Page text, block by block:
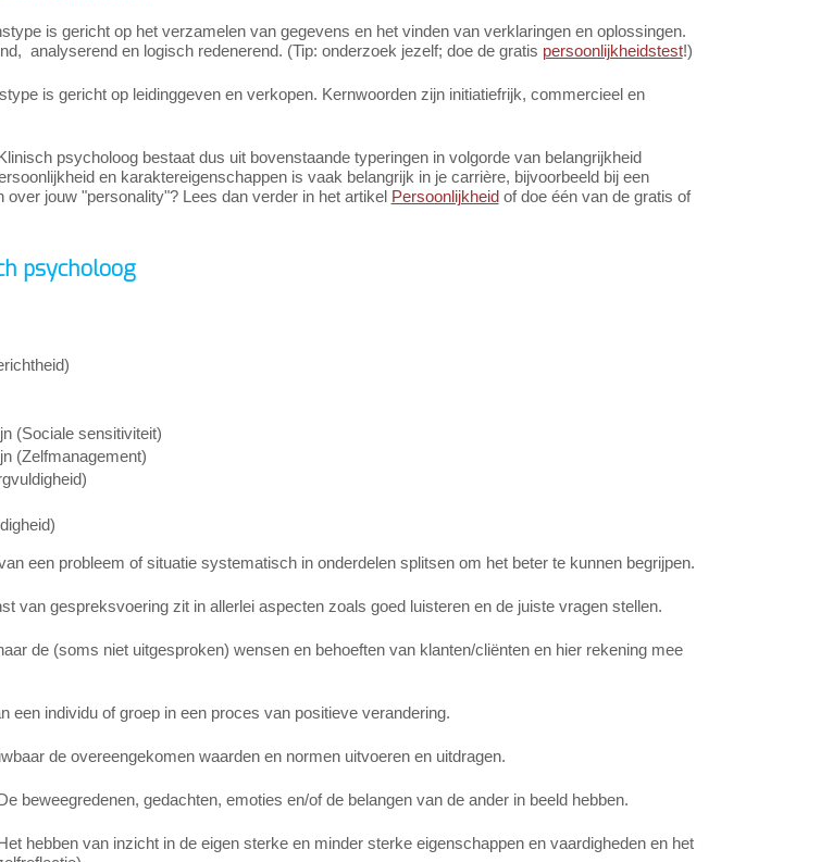
is gericht op het verzamelen van gegevens en het vinden van verklaringen en oplossingen.
analyserend en logisch redenerend. (Tip: onderzoek jezelf; doe de gratis persoonlijkheidstest!)
is gericht op leidinggeven en verkopen. Kernwoorden zijn initiatiefrijk, commercieel en
psycholoog bestaat dus uit bovenstaande typeringen in volgorde van belangrijkheid
en karaktereigenschappen is vaak belangrijk in je carrière, bijvoorbeeld bij een
over jouw "personality"? Lees dan verder in het artikel Persoonlijkheidof doe één van de gratis of
psycholoog
(Sociale sensitiviteit)
(Zelfmanagement)
een probleem of situatie systematisch in onderdelen splitsen om het beter te kunnen begrijpen.
van gespreksvoering zit in allerlei aspecten zoals goed luisteren en de juiste vragen stellen.
de (soms niet uitgesproken) wensen en behoeften van klanten/cliënten en hier rekening mee
een individu of groep in een proces van positieve verandering.
de overeengekomen waarden en normen uitvoeren en uitdragen.
beweegredenen, gedachten, emoties en/of de belangen van de ander in beeld hebben.
hebben van inzicht in de eigen sterke en minder sterke eigenschappen en vaardigheden en het